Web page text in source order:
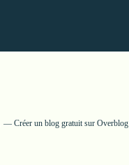
Créer un blog gratuit sur Overblog